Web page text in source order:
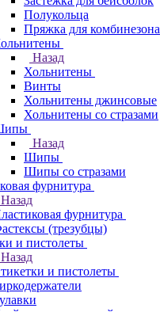
Полукольца
Пряжка для комбинезона
Назад
Хольнитены
Винты
Хольнитены джинсовые
Хольнитены со стразами
Назад
Шипы
Шипы со стразами
фурнитура
Назад
фурнитура
(трезубцы)
и пистолеты
Назад
и пистолеты